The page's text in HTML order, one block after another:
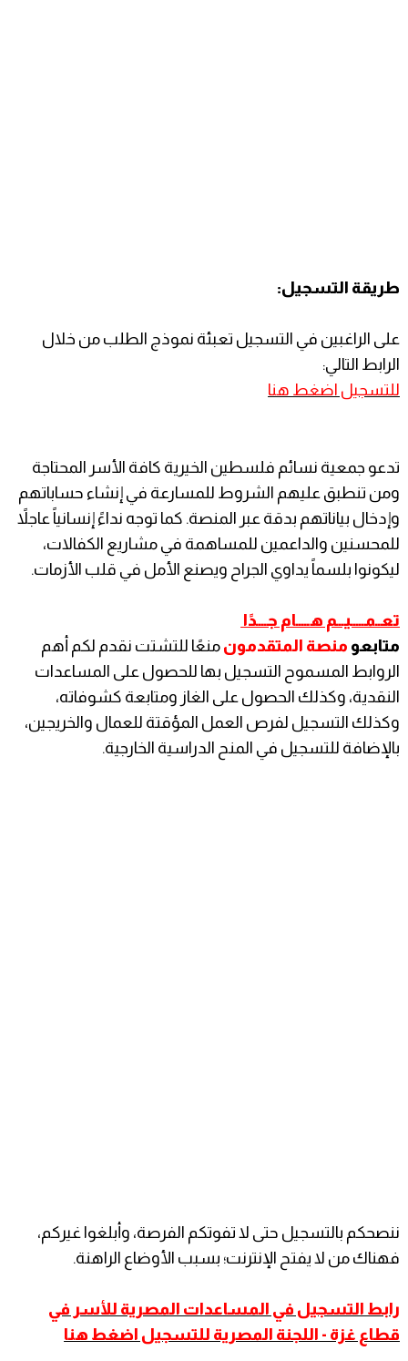
طريقة التسجيل:
على الراغبين في التسجيل تعبئة نموذج الطلب من خلال
الرابط التالي:
للتسجيل اضغط هنا
تدعو جمعية نسائم فلسطين الخيرية كافة الأسر المحتاجة
ومن تنطبق عليهم الشروط للمسارعة في إنشاء حساباتهم
وإدخال بياناتهم بدقة عبر المنصة. كما توجه نداءً إنسانياً عاجلاً
للمحسنين والداعمين للمساهمة في مشاريع الكفالات،
ليكونوا بلسماً يداوي الجراح ويصنع الأمل في قلب الأزمات.
تعــمـــــيـــم هـــــام جــــدًا
متابعو منصة المتقدمون منعًا للتشتت نقدم لكم أهم
الروابط المسموح التسجيل بها للحصول على المساعدات
النقدية، وكذلك الحصول على الغاز ومتابعة كشوفاته،
وكذلك التسجيل لفرص العمل المؤقتة للعمال والخريجين،
بالإضافة للتسجيل في المنح الدراسية الخارجية.
ننصحكم بالتسجيل حتى لا تفوتكم الفرصة، وأبلغوا غيركم،
فهناك من لا يفتح الإنترنت؛ بسبب الأوضاع الراهنة.
رابط التسجيل في المساعدات المصرية للأسر في
قطاع غزة - اللجنة المصرية للتسجيل اضغط هنا